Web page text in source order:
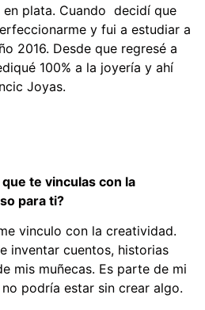
plata. Cuando decidí que
y fui a estudiar a
2016. Desde que regresé a
100% a la joyería y ahí
Joyas.
te vinculas con la
para ti?
vinculo con la creatividad.
inventar cuentos, historias
mis muñecas. Es parte de mi
podría estar sin crear algo.